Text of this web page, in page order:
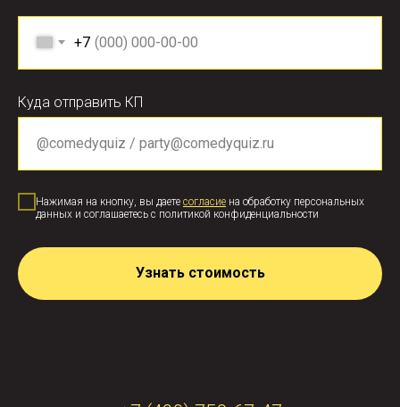
+7
Куда отправить КП
Нажимая на кнопку, вы даете согласие на обработку персональных
данных и соглашаетесь c политикой конфиденциальности
Узнать стоимость